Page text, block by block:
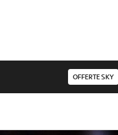
OFFERTE SKY